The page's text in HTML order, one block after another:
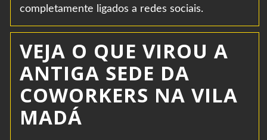
completamente ligados a redes sociais.
VEJA O QUE VIROU A
ANTIGA SEDE DA
COWORKERS NA VILA
MADÁ